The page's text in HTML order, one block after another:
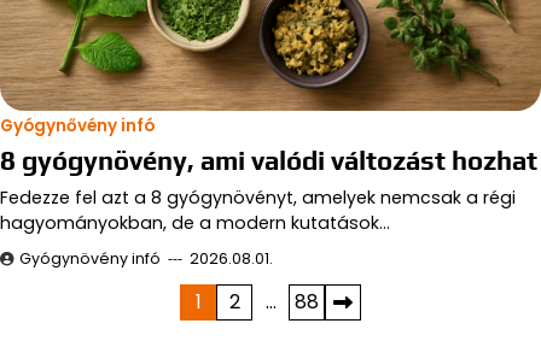
Gyógynővény infó
8 gyógynövény, ami valódi változást hozhat
Fedezze fel azt a 8 gyógynövényt, amelyek nemcsak a régi
hagyományokban, de a modern kutatások…
Gyógynövény infó 2026.08.01.
1 2 … 88